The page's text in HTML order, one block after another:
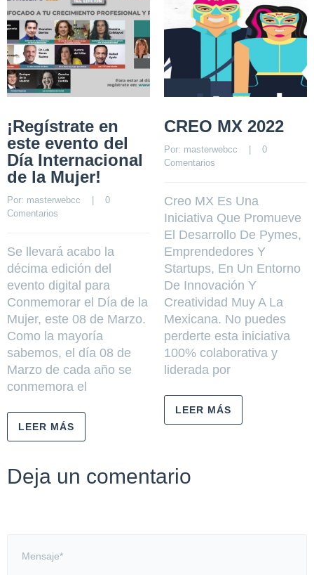
¡Regístrate en
este evento del
Día Internacional
de la Mujer!
Por: masterwebcc
0
Comentarios
Se llevará acabo la
décima edición del
evento digital para
Conmemorar el Día de la
Mujer, este 08 de Marzo.
Como la mayoría
sabemos, el día 08 de
Marzo de cada año se
conmemora el
LEER MÁS
CREO MX 2022
Por: masterwebcc
0
Comentarios
Creo MX Es Una
Iniciativa Que Promueve
El Desarrollo De Pymes,
Emprendedores Y
Startups, En Un Entorno
De Innovación Y
Creatividad Muy A La
Mexicana. No puedes
perderte esta iniciativa
100% colaborativa y
liderada por
LEER MÁS
Deja un comentario